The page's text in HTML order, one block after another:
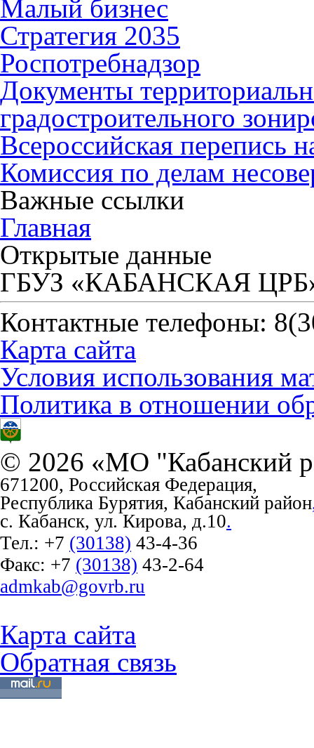
Малый бизнес
Стратегия 2035
Роспотребнадзор
Документы
градостроительного
Всероссийская перепись
Комиссия по делам
Важные ссылки
Главная
Открытые данные
ГБУЗ «КАБАНСКАЯ
Контактные телефоны:
Карта сайта
Условия использования
Политика в отношении
© 2026 «МО "Кабанский
671200, Российская Федерация,
Республика Бурятия, Кабанский район
с. Кабанск, ул. Кирова, д.10.
Тел.: +7 (30138) 43-4-36
Факс: +7 (30138) 43-2-64
admkab@govrb.ru
Карта сайта
Обратная связь